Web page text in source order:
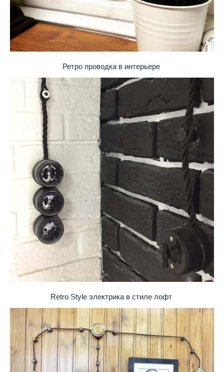
Ретро проводка в интерьере
Retro Style электрика в стиле лофт